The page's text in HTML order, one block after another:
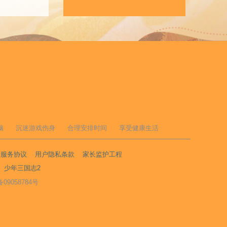
沉迷游戏伤身 合理安排时间 享受健康生活
务协议 用户隐私条款
家长监护工程
少年三国志2
09058784号